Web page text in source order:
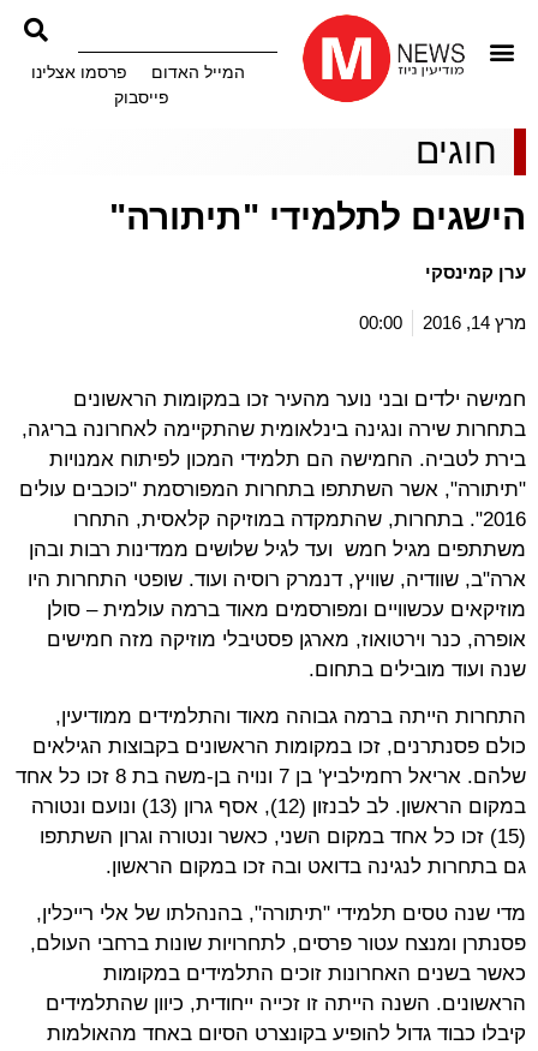
המייל האדום
פרסמו אצלינו
פייסבוק
חוגים
הישגים לתלמידי "תיתורה"
ערן קמינסקי
מרץ 14, 2016 00:00
חמישה ילדים ובני נוער מהעיר זכו במקומות הראשונים
בתחרות שירה ונגינה בינלאומית שהתקיימה לאחרונה בריגה,
בירת לטביה. החמישה הם תלמידי המכון לפיתוח אמנויות
"תיתורה", אשר השתתפו בתחרות המפורסמת "כוכבים עולים
2016". בתחרות, שהתמקדה במוזיקה קלאסית, התחרו
משתתפים מגיל חמש ועד לגיל שלושים ממדינות רבות ובהן
ארה"ב, שוודיה, שוויץ, דנמרק רוסיה ועוד. שופטי התחרות היו
מוזיקאים עכשוויים ומפורסמים מאוד ברמה עולמית – סולן
אופרה, כנר וירטואוז, מארגן פסטיבלי מוזיקה מזה חמישים
שנה ועוד מובילים בתחום.
התחרות הייתה ברמה גבוהה מאוד והתלמידים ממודיעין,
כולם פסנתרנים, זכו במקומות הראשונים בקבוצות הגילאים
שלהם. אריאל רחמילביץ' בן 7 ונויה בן-משה בת 8 זכו כל אחד
במקום הראשון. לב לבנזון (12), אסף גרון (13) ונועם ונטורה
(15) זכו כל אחד במקום השני, כאשר ונטורה וגרון השתתפו
גם בתחרות לנגינה בדואט ובה זכו במקום הראשון.
מדי שנה טסים תלמידי "תיתורה", בהנהלתו של אלי רייכלין,
פסנתרן ומנצח עטור פרסים, לתחרויות שונות ברחבי העולם,
כאשר בשנים האחרונות זוכים התלמידים במקומות
הראשונים. השנה הייתה זו זכייה ייחודית, כיוון שהתלמידים
קיבלו כבוד גדול להופיע בקונצרט הסיום באחד מהאולמות